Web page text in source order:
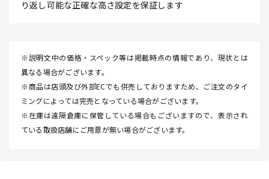
り返し可能な正確な高さ設定を保証します
※説明文中の価格・スペック等は掲載時点の情報であり、現状とは
異なる場合がございます。
※商品は店頭及び外部ECでも併売しておりますため、ご注文のタイ
ミングによっては完売となっている場合がございます。
※在庫は遠隔倉庫に保管している場合もございますので、表示され
ている取扱店舗にご用意が無い場合がございます。